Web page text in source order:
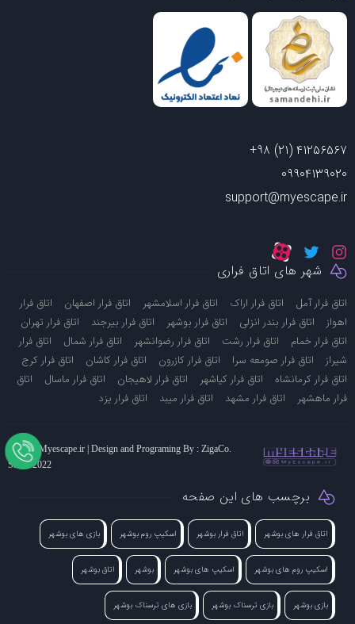
+98 (21) 41256567
09904139020
support@myescape.ir
شهر های اتاق فراری
اتاق فرار آمل- اتاق فرار اراک- اتاق فرار اسلامشهر- اتاق فرار اصفهان-
اتاق فرار
اهواز- اتاق فرار بندر انزلی- اتاق فرار بوشهر- اتاق فرار بیرجند- اتاق فرار تهران-
اتاق فرار خمام- اتاق فرار رشت- اتاق فرار رضوانشهر- اتاق فرار شمال-
اتاق فرار
شیراز- اتاق فرار صومعه سرا- اتاق فرار کازرون- اتاق فرار کاشان- اتاق فرار کرج-
اتاق فرار کرمانشاه- اتاق فرار کیاشهر- اتاق فرار لاهیجان- اتاق فرار ماسال-
اتاق
فرار ماهشهر- اتاق فرار مشهد- اتاق فرار میبد- اتاق فرار یزد-
© 2021 Myescape.ir | Design and Programing By : ZigaCo.
Sid : 62022
برچسب های این صفحه
اتاق فرار های بوشهر اتاق فرار بوشهر اسکیپ روم بوشهر بازی های بوشهر
اسکیپ روم های بوشهر اسکیپ های بوشهر بوشهر اتاق بوشهر
بازی بوشهر بازی ترسناک بوشهر بازی های ترسناک بوشهر